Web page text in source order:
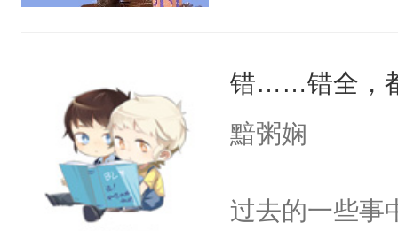
门。”“咚咚咚
错……错全，
黯粥娴
过去的一些事